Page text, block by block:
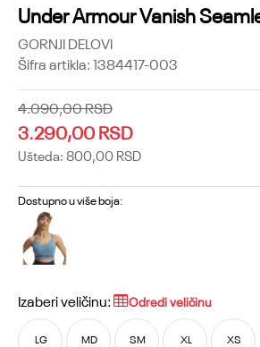
Under Armour Vanish
GORNJI DELOVI
Šifra artikla:1384417-003
4.090,00RSD
3.290,00RSD
Ušteda: 800,00 RSD
Dostupno u više boja:
Izaberi veličinu: Odredi veličinu
LG MD SM XL XS